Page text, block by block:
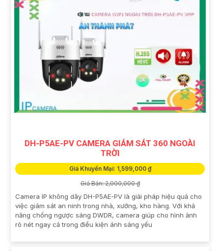
DH-P5AE-PV CAMERA GIÁM SÁT 360 NGOÀI
TRỜI
Giá Khuyến Mại: 1,599,000 ₫
Giá Bán: 2,000,000 ₫
Camera IP không dây DH-P5AE-PV là giải pháp hiệu quả cho
việc giám sát an ninh trong nhà, xưởng, kho hàng. Với khả
năng chống ngược sáng DWDR, camera giúp cho hình ảnh
rõ nét ngay cả trong điều kiện ánh sáng yếu